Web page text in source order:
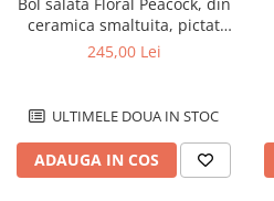
ceramica smaltuita, pictat
manual, 25,2 cm, volum 1,4 L
245,00 Lei
ULTIMELE DOUA IN STOC
ADAUGA IN COS